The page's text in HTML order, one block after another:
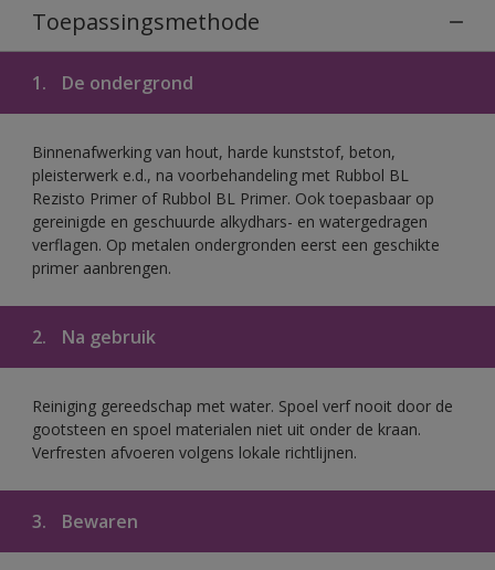
Toepassingsmethode
1. De ondergrond
Binnenafwerking van hout, harde kunststof, beton,
pleisterwerk e.d., na voorbehandeling met Rubbol BL
Rezisto Primer of Rubbol BL Primer. Ook toepasbaar op
gereinigde en geschuurde alkydhars- en watergedragen
verflagen. Op metalen ondergronden eerst een geschikte
primer aanbrengen.
2. Na gebruik
Reiniging gereedschap met water. Spoel verf nooit door de
gootsteen en spoel materialen niet uit onder de kraan.
Verfresten afvoeren volgens lokale richtlijnen.
3. Bewaren